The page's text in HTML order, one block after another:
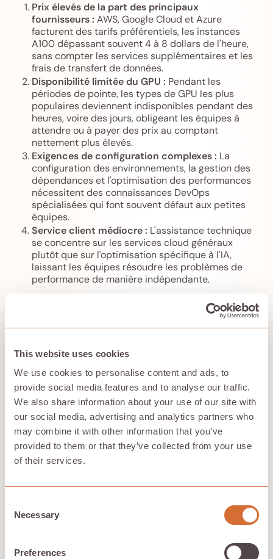
This website uses cookies
We use cookies to personalise content and ads, to
provide social media features and to analyse our traffic.
We also share information about your use of our site with
our social media, advertising and analytics partners who
may combine it with other information that you’ve
provided to them or that they’ve collected from your use
of their services.
Selection
Necessary
Preferences
Prix élevés de la part des principaux
fournisseurs : AWS, Google Cloud et Azure
facturent des tarifs préférentiels, les instances
A100 dépassant souvent 4 à 8 dollars de l'heure,
sans compter les services supplémentaires et les
frais de transfert de données.
Disponibilité limitée du GPU : Pendant les
périodes de pointe, les types de GPU les plus
populaires deviennent indisponibles pendant des
heures, voire des jours, obligeant les équipes à
attendre ou à payer des prix au comptant
nettement plus élevés.
Exigences de configuration complexes : La
configuration des environnements, la gestion des
dépendances et l'optimisation des performances
nécessitent des connaissances DevOps
spécialisées qui font souvent défaut aux petites
équipes.
Service client médiocre : L'assistance technique
se concentre sur les services cloud généraux
plutôt que sur l'optimisation spécifique à l'IA,
laissant les équipes résoudre les problèmes de
performance de manière indépendante.
Comparaison : plateformes
décentralisés
Feature Traditional
cloud
Decentralized
networks
Pricing $4–8+ per
GPU hour
$1–3 per GPU
hour
peaks capacity
complexity management
quality
AI-specialized
assistance